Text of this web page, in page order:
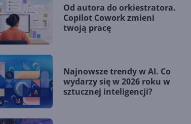
Od autora do orkiestratora.
Copilot Cowork zmieni
twoją pracę
Najnowsze trendy w AI. Co
wydarzy się w 2026 roku w
sztucznej inteligencji?